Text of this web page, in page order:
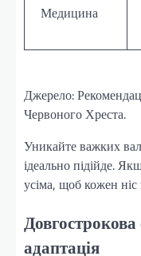
Медицина
Джерело:
Червоного Хреста.
Уникайте важких
ідеально підійде.
усіма, щоб кожен
адаптація